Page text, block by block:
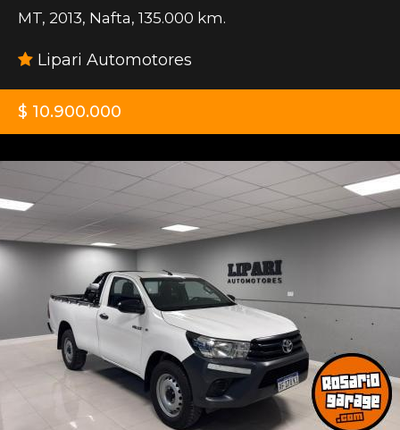
MT, 2013, Nafta, 135.000 km.
Lipari Automotores
$ 10.900.000